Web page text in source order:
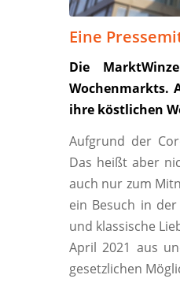
Eine
Die
Wochenmarkts.
ihre köstlichen
Aufgrund der
Das heißt aber
auch nur zum
ein Besuch in
und klassische
April 2021 aus
gesetzlichen